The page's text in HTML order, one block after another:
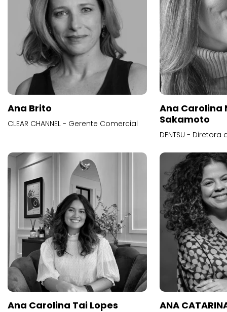
Ana Brito
CLEAR CHANNEL - Gerente Comercial
Ana Carolina
Sakamoto
DENTSU -
Ana Carolina Tai Lopes ANA